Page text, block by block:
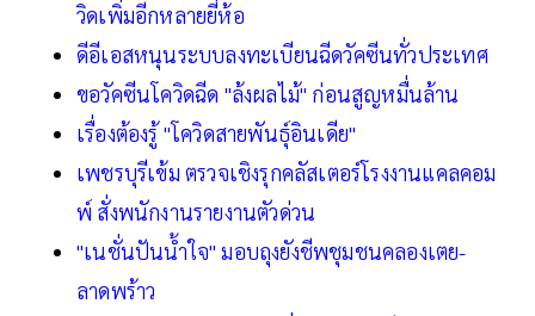
วิดเพิ่มอีกหลายยี่ห้อ
ดีอีเอสหนุนระบบลงทะเบียนฉีดวัคซีนทั่วประเทศ
ขอวัคซีนโควิดฉีด "ล้งผลไม้" ก่อนสูญหมื่นล้าน
เรื่องต้องรู้ "โควิดสายพันธุ์อินเดีย"
เพชรบุรีเข้ม ตรวจเชิงรุกคลัสเตอร์โรงงานแคลคอม
พ์ สั่งพนักงานรายงานตัวด่วน
"เนชั่นปันน้ำใจ" มอบถุงยังชีพชุมชนคลองเตย-
ลาดพร้าว